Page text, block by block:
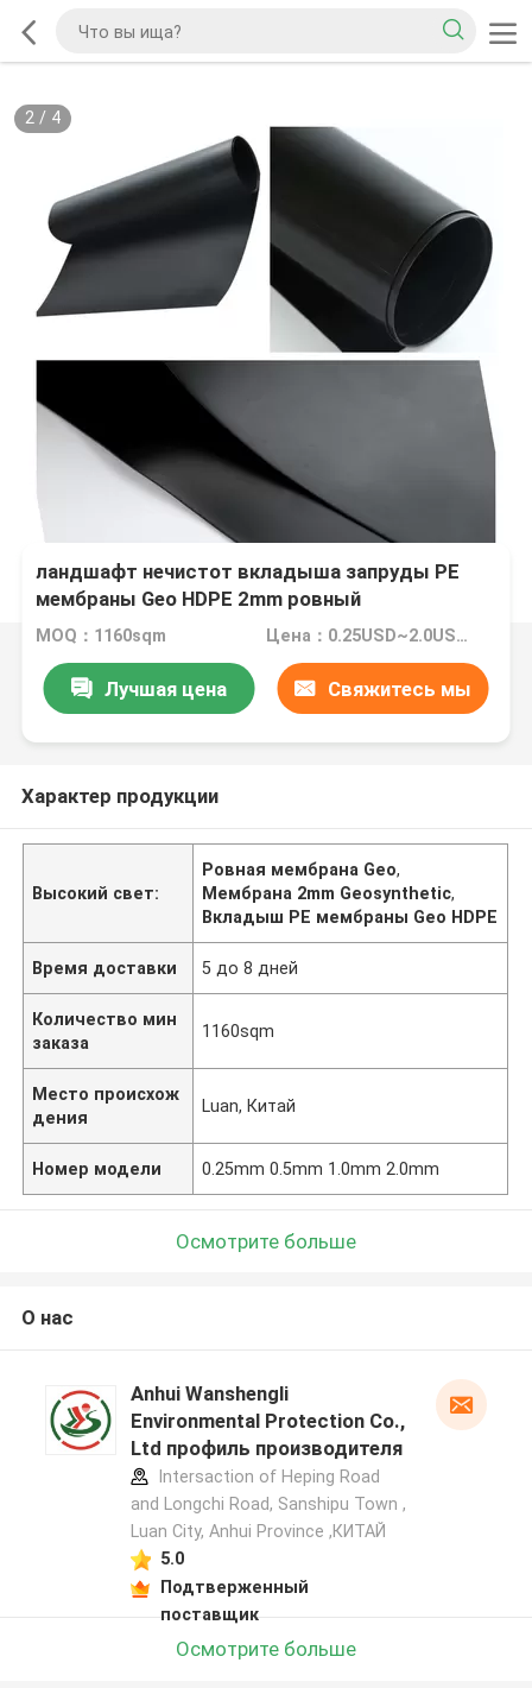
2/ 4
ландшафт нечистот вкладыша запруды PE
мембраны Geo HDPE 2mm ровный
MOQ：1160sqm Цена：0.25USD~2.0USD per sqm
Лучшая цена Свяжитесь мы
Характер продукции
Высокий свет:
Ровная мембрана Geo,
Мембрана 2mm Geosynthetic,
Вкладыш PE мембраны Geo HDPE
Время доставки 5 до 8 дней
Количество мин
заказа
1160sqm
Место происхож
дения
Luan, Китай
Номер модели 0.25mm 0.5mm 1.0mm 2.0mm
Осмотрите больше
О нас
Anhui Wanshengli
Environmental Protection Co.,
Ltd профиль производителя
Intersaction of Heping Road
and Longchi Road, Sanshipu Town ,
Luan City, Anhui Province ,КИТАЙ
5.0
Подтверженный
поставщик
Осмотрите больше